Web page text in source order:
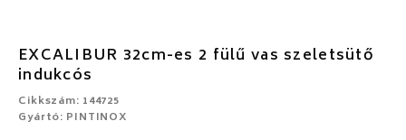
EXCALIBUR 32cm-es 2 fülű vas szeletsütő
indukcós
Cikkszám: 144725
Gyártó: PINTINOX